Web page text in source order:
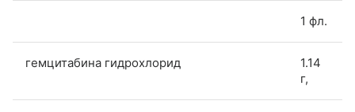
1 фл.
гемцитабина гидрохлорид
1.14
г,